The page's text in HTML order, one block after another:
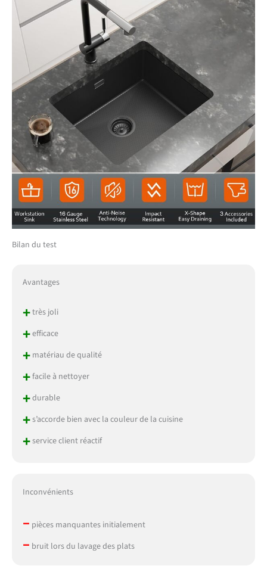
Bilan du test
Avantages
+très joli
+efficace
+matériau de qualité
+facile à nettoyer
+durable
+s’accorde bien avec la couleur de la cuisine
+service client réactif
Inconvénients
– pièces manquantes initialement
– bruit lors du lavage des plats